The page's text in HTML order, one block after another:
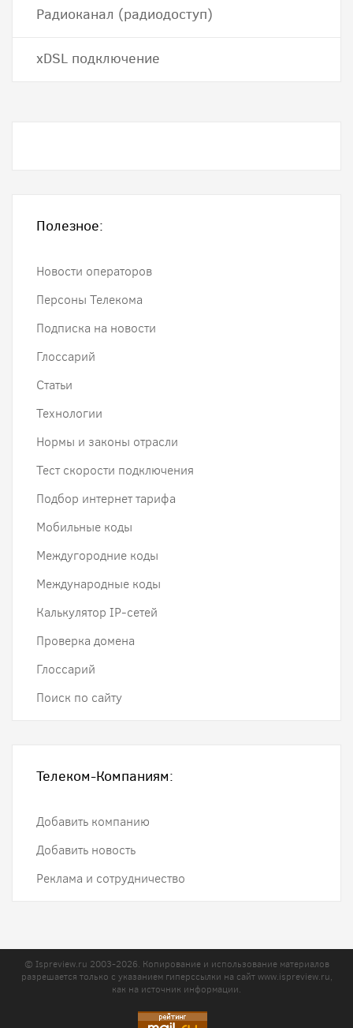
Радиоканал (радиодоступ)
хDSL подключение
Полезное:
Новости операторов
Персоны Телекома
Подписка на новости
Глоссарий
Статьи
Технологии
Нормы и законы отрасли
Тест скорости подключения
Подбор интернет тарифа
Мобильные коды
Междугородние коды
Международные коды
Калькулятор IP-сетей
Проверка домена
Глоссарий
Поиск по сайту
Телеком-Компаниям:
Добавить компанию
Добавить новость
Реклама и сотрудничество
© Ispreview.ru 2003-2026. Копирование и использование материалов
разрешается только с указанием гиперссылки на сайтwww.ispreview.ru,
как на источник информации.